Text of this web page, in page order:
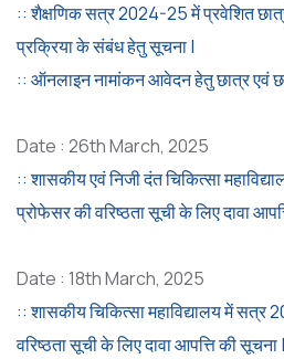
:: शैक्षणिक सत्र 2024-25 में प्रवेशित
प्रक्रिया के संबंध हेतु सूचना |
:: ऑनलाइन नामांकन आवेदन हेतु छात्र एवं
Date : 26th March, 2025
:: शासकीय एवं निजी दंत चिकित्सा
प्रोफेसर की वरिष्ठता सूची के लिए दावा
Date : 18th March, 2025
:: शासकीय चिकित्सा महाविद्यालय में सत्र
वरिष्ठता सूची के लिए दावा आपत्ति की सूचना |